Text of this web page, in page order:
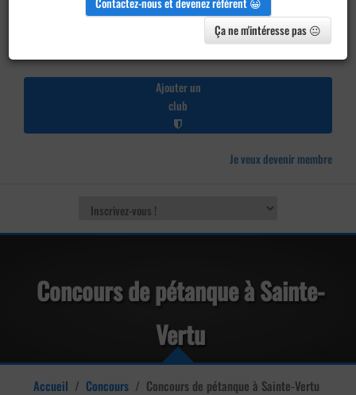
Ajouter un
club
Je veux devenir membre
Concours de pétanque à Sainte-
Vertu
Accueil / Concours / Concours de pétanque à Sainte-Vertu
Ça ne m'intéresse pas 😐